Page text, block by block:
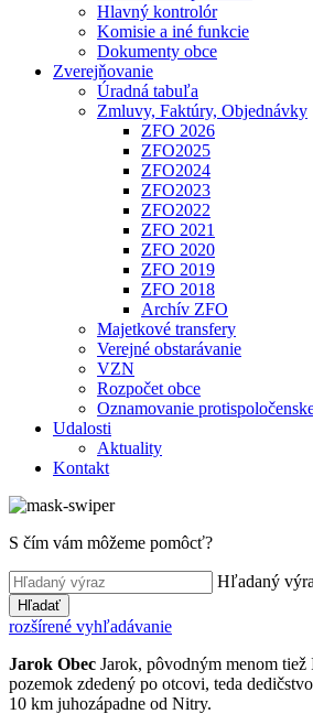
Hlavný kontrolór
Komisie a iné funkcie
Dokumenty obce
Zverejňovanie
Úradná tabuľa
Zmluvy, Faktúry, Objednávky
ZFO 2026
ZFO2025
ZFO2024
ZFO2023
ZFO2022
ZFO 2021
ZFO 2020
ZFO 2019
ZFO 2018
Archív ZFO
Majetkové transfery
Verejné obstarávanie
VZN
Rozpočet obce
Oznamovanie
Udalosti
Aktuality
Kontakt
S čím vám môžeme pomôcť?
Hľadaný
Hľadať
rozšírené vyhľadávanie
Jarok Obec Jarok, pôvodným menom tiež
pozemok zdedený po otcovi, teda
10 km juhozápadne od Nitry.